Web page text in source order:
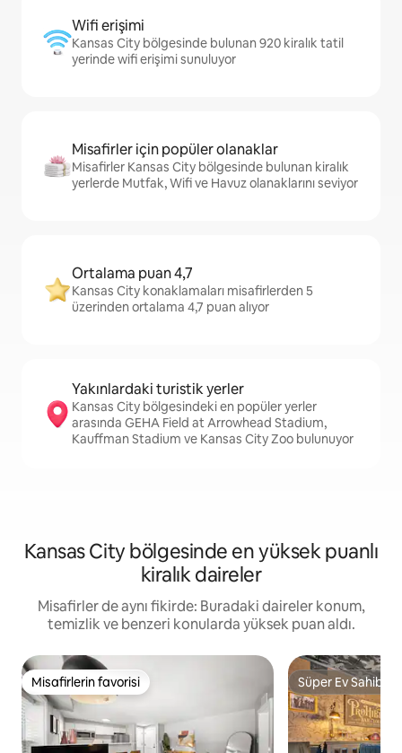
Wifi erişimi
Kansas City bölgesinde bulunan 920 kiralık tatil
yerinde wifi erişimi sunuluyor
Misafirler için popüler olanaklar
Misafirler Kansas City bölgesinde bulunan kiralık
yerlerde Mutfak, Wifi ve Havuz olanaklarını seviyor
Ortalama puan 4,7
Kansas City konaklamaları misafirlerden 5
üzerinden ortalama 4,7 puan alıyor
Yakınlardaki turistik yerler
Kansas City bölgesindeki en popüler yerler
arasında GEHA Field at Arrowhead Stadium,
Kauffman Stadium ve Kansas City Zoo bulunuyor
Kansas City bölgesinde en yüksek puanlı
kiralık daireler
Misafirler de aynı fikirde: Buradaki daireler konum,
temizlik ve benzeri konularda yüksek puan aldı.
Misafirlerin favorisi
Misafirlerin favorisi Süper Ev Sahibi
Süper Ev Sahibi